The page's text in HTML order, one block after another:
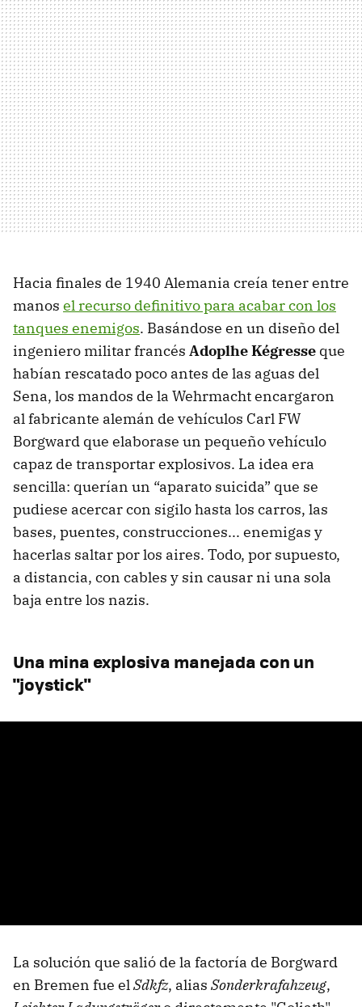
Hacia finales de 1940 Alemania creía tener entre
manos el recurso definitivo para acabar con los
tanques enemigos. Basándose en un diseño del
ingeniero militar francés Adoplhe Kégresse que
habían rescatado poco antes de las aguas del
Sena, los mandos de la Wehrmacht encargaron
al fabricante alemán de vehículos Carl FW
Borgward que elaborase un pequeño vehículo
capaz de transportar explosivos. La idea era
sencilla: querían un “aparato suicida” que se
pudiese acercar con sigilo hasta los carros, las
bases, puentes, construcciones... enemigas y
hacerlas saltar por los aires. Todo, por supuesto,
a distancia, con cables y sin causar ni una sola
baja entre los nazis.
Una mina explosiva manejada con un
"joystick"
La solución que salió de la factoría de Borgward
en Bremen fue elSdkfz, alias Sonderkrafahzeug,